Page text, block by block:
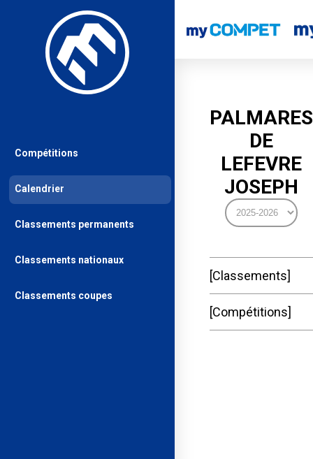
PALMARES
DE
LEFEVRE
JOSEPH
Classements
Compétitions
Compétitions
Calendrier
Classements permanents
Classements nationaux
Classements coupes